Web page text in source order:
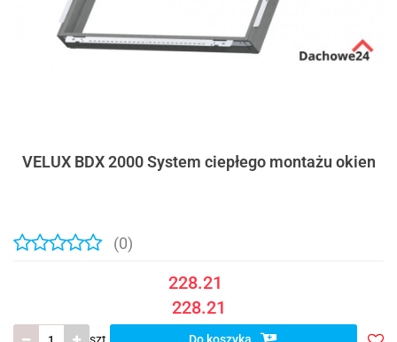
VELUX BDX 2000 System ciepłego montażu okien
(0)
228.21
228.21